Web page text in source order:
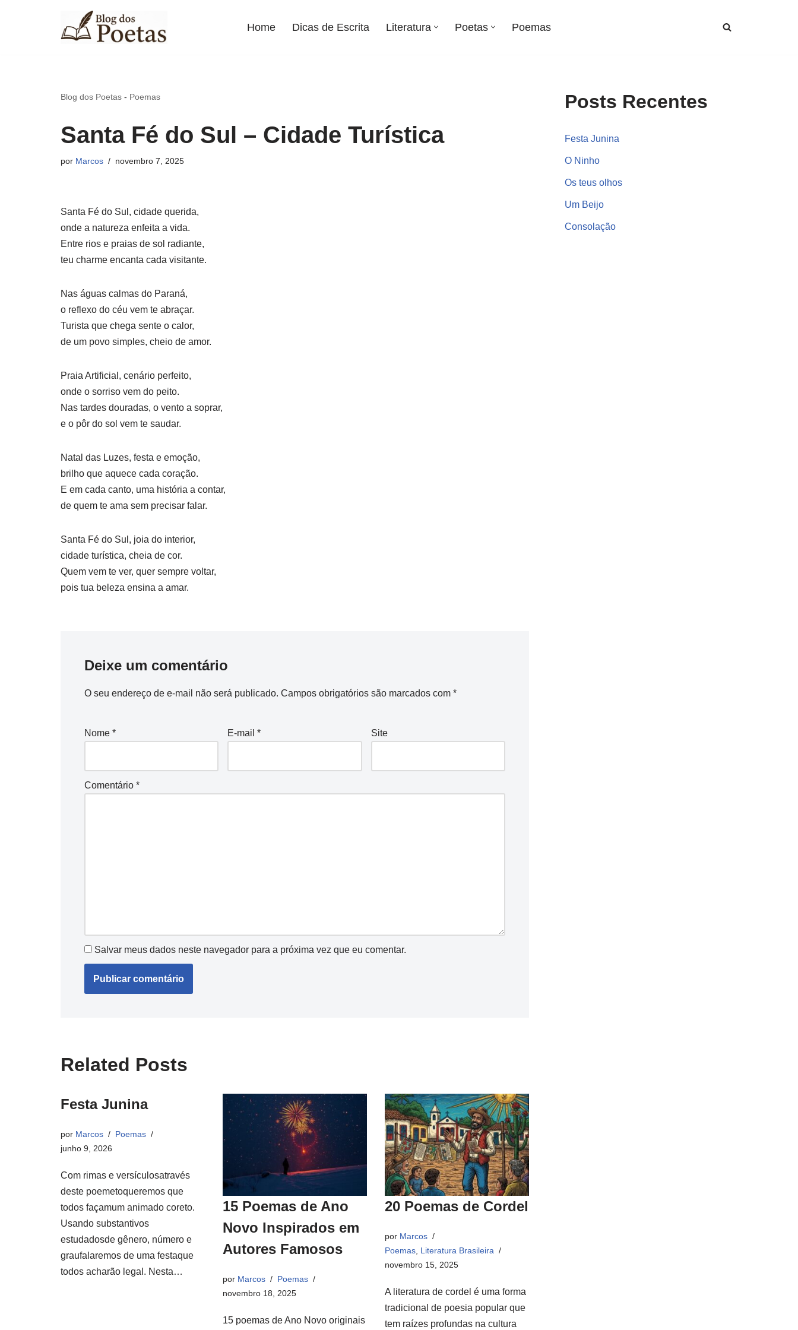
Home Dicas de Escrita Literatura Poetas Poemas
Blog dos Poetas - Poemas
Santa Fé do Sul – Cidade Turística
por Marcos novembro 7, 2025
Santa Fé do Sul, cidade querida,
onde a natureza enfeita a vida.
Entre rios e praias de sol radiante,
teu charme encanta cada visitante.
Nas águas calmas do Paraná,
o reflexo do céu vem te abraçar.
Turista que chega sente o calor,
de um povo simples, cheio de amor.
Praia Artificial, cenário perfeito,
onde o sorriso vem do peito.
Nas tardes douradas, o vento a soprar,
e o pôr do sol vem te saudar.
Natal das Luzes, festa e emoção,
brilho que aquece cada coração.
E em cada canto, uma história a contar,
de quem te ama sem precisar falar.
Santa Fé do Sul, joia do interior,
cidade turística, cheia de cor.
Quem vem te ver, quer sempre voltar,
pois tua beleza ensina a amar.
Deixe um comentário
O seu endereço de e-mail não será publicado. Campos obrigatórios são marcados com *
Nome * E-mail* Site
Comentário *
Salvar meus dados neste navegador para a próxima vez que eu comentar.
Related Posts
Festa Junina
por Marcos
Poemas
junho 9, 2026
Com rimas e versículosatravés
deste poemetoqueremos que
todos façamum animado coreto.
Usando substantivos
estudadosde gênero, número e
graufalaremos de uma festaque
todos acharão legal. Nesta…
15 Poemas de Ano
Novo Inspirados em
Autores Famosos
por Marcos
Poemas
novembro 18, 2025
15 poemas de Ano Novo originais
20 Poemas de Cordel
por Marcos
Poemas, Literatura Brasileira
novembro 15, 2025
A literatura de cordel é uma forma
tradicional de poesia popular que
tem raízes profundas na cultura
Posts Recentes
Festa Junina
O Ninho
Os teus olhos
Um Beijo
Consolação